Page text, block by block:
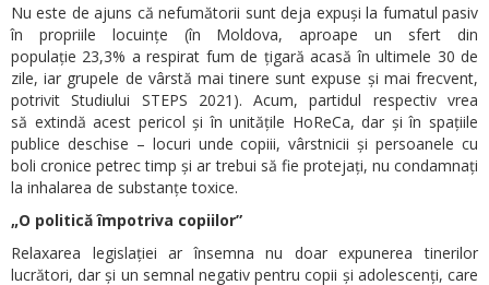
Nu este de ajuns că nefumătorii sunt deja expuși la fumatul pasiv
în propriile locuințe (în Moldova, aproape un sfert din
populație 23,3% a respirat fum de țigară acasă în ultimele 30 de
zile, iar grupele de vârstă mai tinere sunt expuse și mai frecvent,
potrivit Studiului STEPS 2021). Acum, partidul respectiv vrea
să extindă acest pericol și în unitățile HoReCa, dar și în spațiile
publice deschise – locuri unde copiii, vârstnicii și persoanele cu
boli cronice petrec timp și ar trebui să fie protejați, nu condamnați
la inhalarea de substanțe toxice.
„O politică împotriva copiilor”
Relaxarea legislației ar însemna nu doar expunerea tinerilor
lucrători, dar și un semnal negativ pentru copii și adolescenți, care